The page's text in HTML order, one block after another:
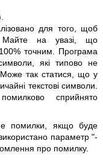
для того, щоб
Майте на увазі, що
точним. Програма
які типово не
так статися, що у
текстові символи.
сприйнято
помилки, якщо буде
параметр "-
про помилку.